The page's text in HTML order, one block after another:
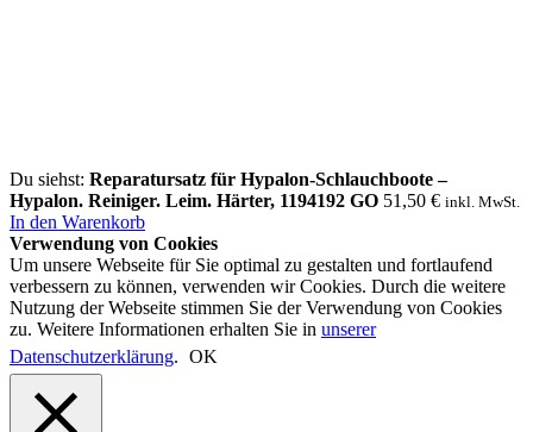
Du siehst: Reparatursatz für Hypalon-Schlauchboote –
Hypalon. Reiniger. Leim. Härter, 1194192 GO 51,50 € inkl. MwSt.
In den Warenkorb
Verwendung von Cookies
Um unsere Webseite für Sie optimal zu gestalten und fortlaufend
verbessern zu können, verwenden wir Cookies. Durch die weitere
Nutzung der Webseite stimmen Sie der Verwendung von Cookies
zu. Weitere Informationen erhalten Sie in unserer
Datenschutzerklärung. OK